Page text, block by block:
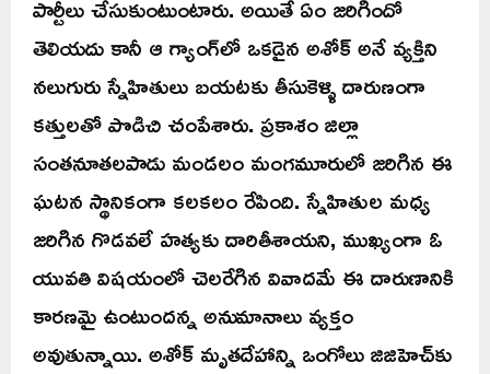
పార్టీలు చేసుకుంటుంటారు. అయితే ఏం జరిగిందో
తెలియదు కానీ ఆ గ్యాంగ్‌లో ఒకడైన అశోక్‌ అనే వ్యక్తిని
నలుగురు స్నేహితులు బయటకు తీసుకెళ్ళి దారుణంగా
కత్తులతో పొడిచి చంపేశారు. ప్రకాశం జిల్లా
సంతనూతలపాడు మండలం మంగమూరులో జరిగిన ఈ
ఘటన స్థానికంగా కలకలం రేపింది. స్నేహితుల మధ్య
జరిగిన గొడవలే హత్యకు దారితీశాయని, ముఖ్యంగా ఓ
యువతి విషయంలో చెలరేగిన వివాదమే ఈ దారుణానికి
కారణమై ఉంటుందన్న అనుమానాలు వ్యక్తం
అవుతున్నాయి. అశోక్‌ మృతదేహాన్ని ఒంగోలు జిజిహెచ్‌కు